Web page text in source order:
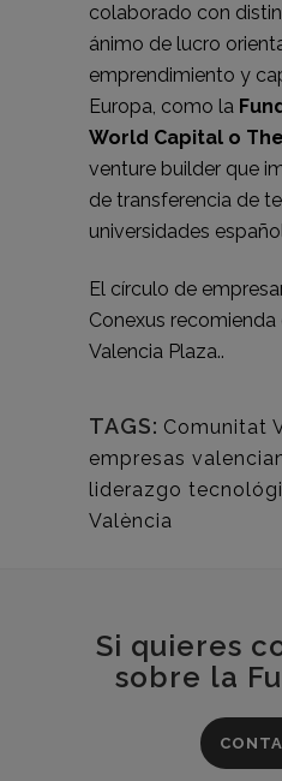
colaborado con
ánimo de lucro
emprendimiento y
Europa, como la
World Capital o
venture builder que
de transferencia de
universidades
El círculo de
Conexus
Valencia Plaza..
TAGS: Comunitat
empresas
liderazgo
València
Si quieres
sobre la